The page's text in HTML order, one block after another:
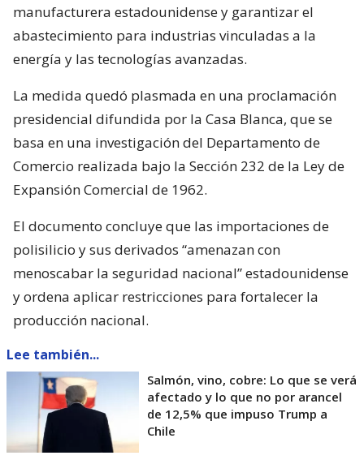
manufacturera estadounidense y garantizar el
abastecimiento para industrias vinculadas a la
energía y las tecnologías avanzadas.
La medida quedó plasmada en una proclamación
presidencial difundida por la Casa Blanca, que se
basa en una investigación del Departamento de
Comercio realizada bajo la Sección 232 de la Ley de
Expansión Comercial de 1962.
El documento concluye que las importaciones de
polisilicio y sus derivados “amenazan con
menoscabar la seguridad nacional” estadounidense
y ordena aplicar restricciones para fortalecer la
producción nacional.
Lee también...
Salmón, vino, cobre: Lo que se verá
afectado y lo que no por arancel
de 12,5% que impuso Trump a
Chile